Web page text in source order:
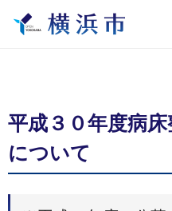
平成３０年度病
について